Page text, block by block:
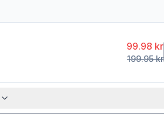
99.98 kr
199.95kr